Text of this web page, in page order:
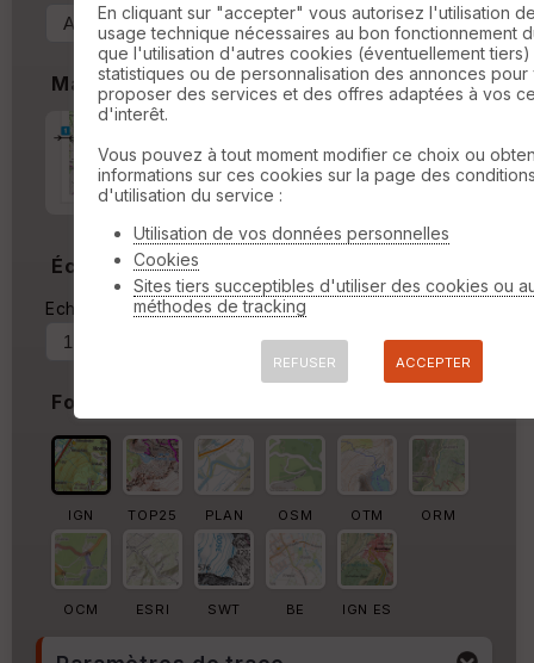
Marges
Marge autour de la trace
Échelle
Echelle actuelle : 1/10852
Fond de carte
IGN TOP25 PLAN OSM OTM ORM
OCM ESRI SWT BE IGN ES
En cliquant sur "accepter" vous autorisez l'utilisation
usage technique nécessaires au bon fonctionnement
que l'utilisation d'autres cookies (éventuellement
statistiques ou de personnalisation des annonces pour
proposer des services et des offres adaptées à vos
d'interêt.
Vous pouvez à tout moment modifier ce choix ou
informations sur ces cookies sur la page des
d'utilisation du service :
Utilisation de vos données personnelles
Cookies
Sites tiers succeptibles d'utiliser des cookies ou
méthodes de tracking
REFUSER ACCEPTER